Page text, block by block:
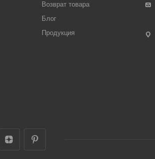
Возврат товара
Блог
Продукция